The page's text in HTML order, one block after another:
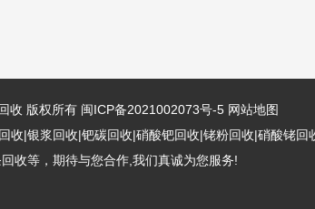
收 版权所有 闽ICP备2021002073号-5 网站地图
收|银浆回收|钯碳回收|硝酸钯回收|铑粉回收|硝酸铑
收等，期待与您合作,我们真诚为您服务!